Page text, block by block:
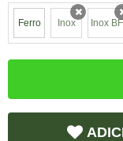
Ferro Inox
x Inox BF
x